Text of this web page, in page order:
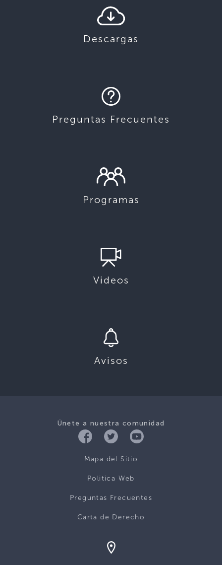
Descargas
Preguntas Frecuentes
Programas
Videos
Avisos
Únete a nuestra comunidad
Mapa del Sitio
Politica Web
Preguntas Frecuentes
Carta de Derecho